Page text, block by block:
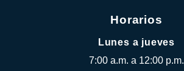
Horarios
Lunes a jueves
7:00 a.m. a 12:00 p.m.